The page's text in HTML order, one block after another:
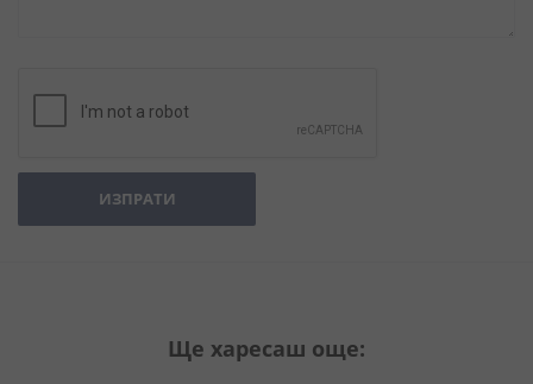
ИЗПРАТИ
Ще харесаш още: